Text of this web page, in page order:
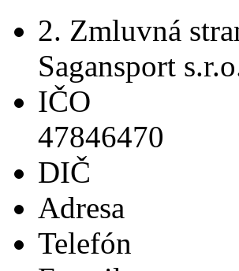
2. Zmluvná
Sagansport
IČO
47846470
DIČ
Adresa
Telefón